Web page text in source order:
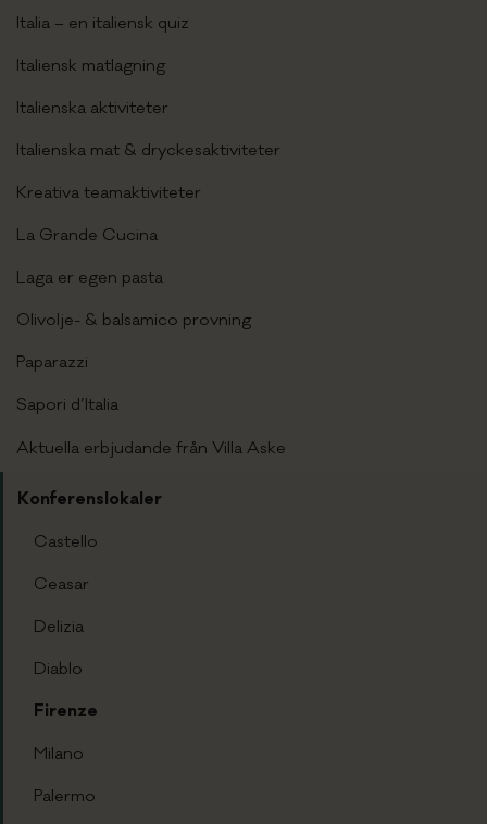
Italia – en italiensk quiz
Italiensk matlagning
Italienska aktiviteter
Italienska mat & dryckesaktiviteter
Kreativa teamaktiviteter
La Grande Cucina
Laga er egen pasta
Olivolje- & balsamico provning
Paparazzi
Sapori d’Italia
Aktuella erbjudande från Villa Aske
Konferenslokaler
Castello
Ceasar
Delizia
Diablo
Firenze
Milano
Palermo